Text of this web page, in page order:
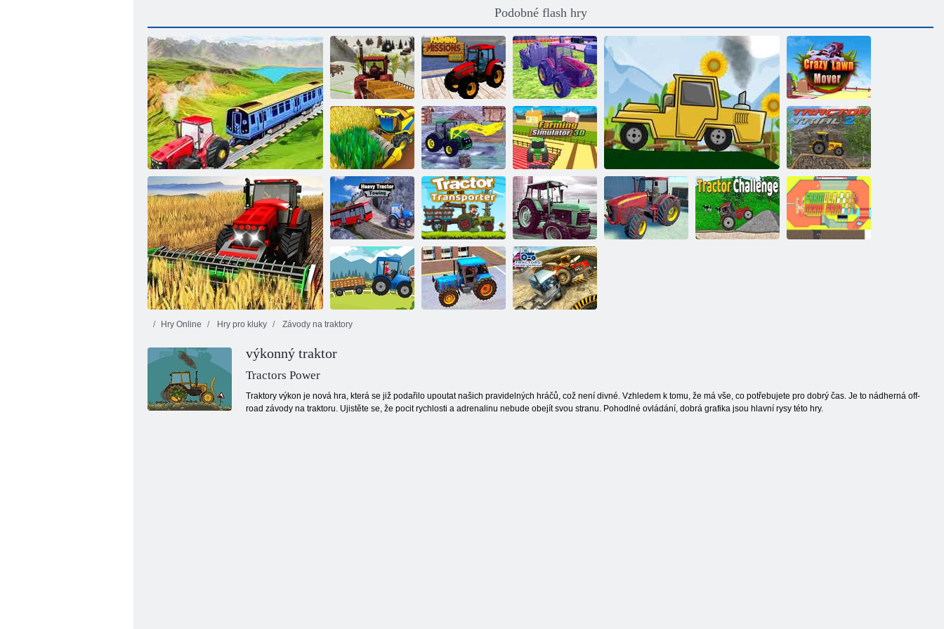
Podobné flash hry
Přívěs vlak-tahač
Offroad Tractor
Simulator 2022:
Cargo Drive
Farmářské mise
2023
Traktor City
Garbage 2022
Bláznivá
sekačka na trávu
Mistr sklizně
Moderní traktor
na americké
farmě 3D
Farm Simulator
3D
Zkouška
traktoru 2
Tažení těžkého
traktoru
Doprava
traktorem
Traktor Air
Parking
Hry Online Hry pro kluky Závody na traktory
výkonný traktor
Tractors Power
Traktory výkon je nová hra, která se již podařilo upoutat našich pravidelných hráčů, což není divné. Vzhledem k tomu, že má vše, co potřebujete pro dobrý čas. Je to nádherná off-
road závody na traktoru. Ujistěte se, že pocit rychlosti a adrenalinu nebude obejít svou stranu. Pohodlné ovládání, dobrá grafika jsou hlavní rysy této hry.